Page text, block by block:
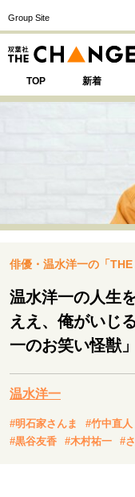
Group Site
TOP 新着
注目の記事テ
運命を変えた出会い
表現者の葛藤
セカンドキャリアの描
夢を掴む選択
俳優・温水洋一の「
温水洋一の人生
ええ、俺がいじ
一のお笑い怪獣
温水洋一
#明石家さんま #竹中直人
#黒谷友香
#木村祐一 #